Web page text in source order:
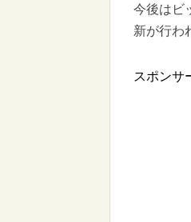
今後はビ
新が行わ
スポンサ